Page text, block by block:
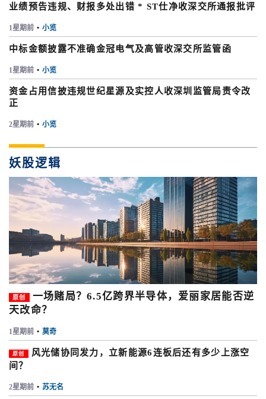
业绩预告违规、财报多处出错 * ST仕净收深交所通报批评
1星期前 • 小览
中标金额披露不准确金冠电气及高管收深交所监管函
1星期前 • 小览
资金占用信披违规世纪星源及实控人收深圳监管局责令改
正
2星期前 • 小览
妖股逻辑
原创
一场赌局？6.5亿跨界半导体，爱丽家居能否逆
天改命？
1星期前 • 莫奇
原创
风光储协同发力，立新能源6连板后还有多少上涨空
间？
2星期前 • 苏无名